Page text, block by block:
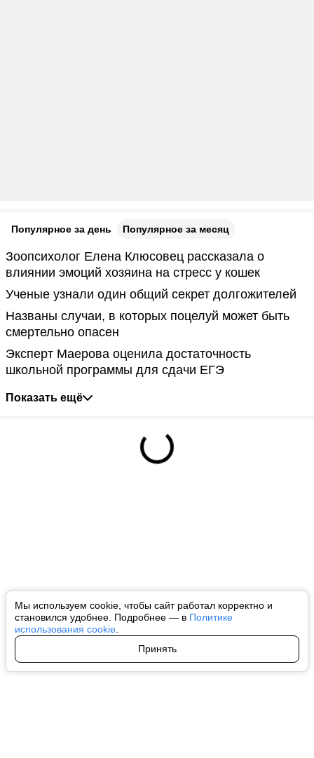
Мы используем cookie, чтобы сайт работал корректно и
становился удобнее. Подробнее — в Политике
использования cookie
Принять
Популярное за день Популярное за месяц
Зоопсихолог Елена Клюсовец рассказала о
влиянии эмоций хозяина на стресс у кошек
Ученые узнали один общий секрет долгожителей
Названы случаи, в которых поцелуй может быть
смертельно опасен
Эксперт Маерова оценила достаточность
школьной программы для сдачи ЕГЭ
Показать ещё